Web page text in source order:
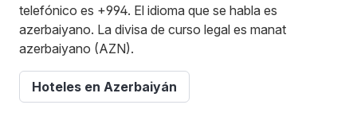
telefónico es +994. El idioma que se habla es
azerbaiyano. La divisa de curso legal es manat
azerbaiyano (AZN).
Hoteles en Azerbaiyán